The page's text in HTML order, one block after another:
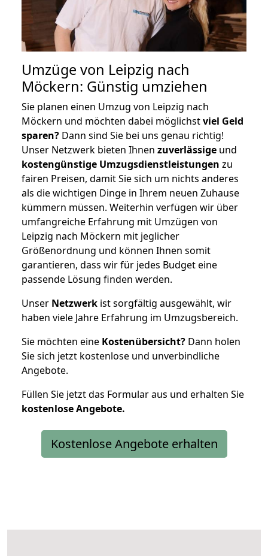
Umzüge von Leipzig nach
Möckern: Günstig umziehen
Sie planen einen Umzug von Leipzig nach
Möckern und möchten dabei möglichstviel Geld
sparen? Dann sind Sie bei uns genau richtig!
Unser Netzwerk bieten Ihnen zuverlässige und
kostengünstige Umzugsdienstleistungen zu
fairen Preisen, damit Sie sich um nichts anderes
als die wichtigen Dinge in Ihrem neuen Zuhause
kümmern müssen. Weiterhin verfügen wir über
umfangreiche Erfahrung mit Umzügen von
Leipzig nach Möckern mit jeglicher
Größenordnung und können Ihnen somit
garantieren, dass wir für jedes Budget eine
passende Lösung finden werden.
Unser Netzwerk ist sorgfältig ausgewählt, wir
haben viele Jahre Erfahrung im Umzugsbereich.
Sie möchten eine Kostenübersicht? Dann holen
Sie sich jetzt kostenlose und unverbindliche
Angebote.
Füllen Sie jetzt das Formular aus und erhalten Sie
kostenloseAngebote.
Kostenlose Angebote erhalten